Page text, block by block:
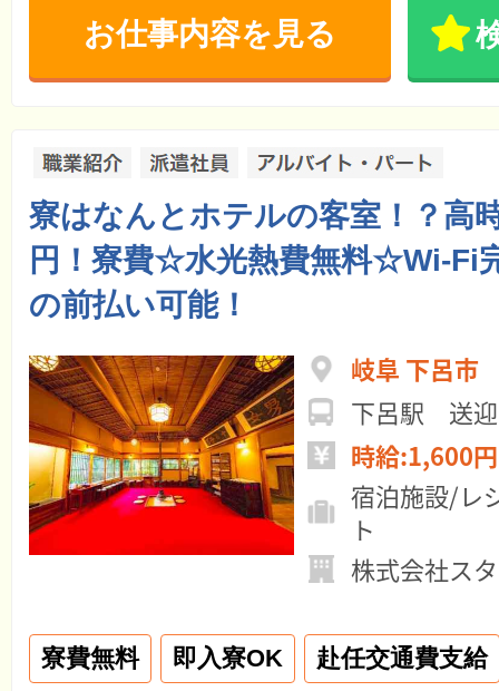
お仕事内容を見る
寮はなんとホテルの客室！？高
円！寮費☆水光熱費無料☆Wi-Fi
の前払い可能！
岐阜 下呂市
下呂駅 送
時給:1,600
宿泊施設/レ
ト
株式会社ス
寮費無料 即入寮OK 赴任交通費支給